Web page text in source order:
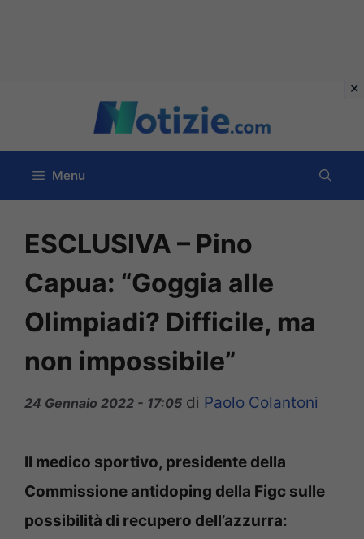
contenuto
Menu
ESCLUSIVA – Pino
Capua: “Goggia alle
Olimpiadi? Difficile, ma
non impossibile”
24 Gennaio 2022 - 17:05 di Paolo Colantoni
Il medico sportivo, presidente della
Commissione antidoping della Figc sulle
possibilità di recupero dell’azzurra: